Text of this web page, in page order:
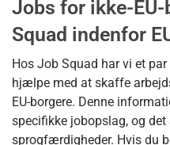
Jobs for ikke-
Squad indenfor
Hos Job Squad har vi et
hjælpe med at skaffe
EU-borgere. Denne
specifikke jobopslag, og
sprogfærdigheder. Hvis du